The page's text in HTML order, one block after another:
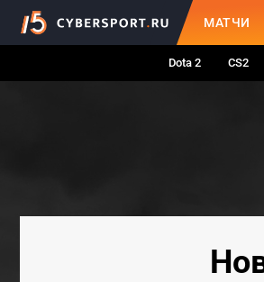
МАТЧИ
Dota 2 CS2